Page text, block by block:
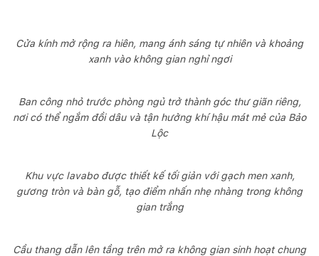
Cửa kính mở rộng ra hiên, mang ánh sáng tự nhiên và khoảng
xanh vào không gian nghỉ ngơi
Ban công nhỏ trước phòng ngủ trở thành góc thư giãn riêng,
nơi có thể ngắm đồi dâu và tận hưởng khí hậu mát mẻ của Bảo
Lộc
Khu vực lavabo được thiết kế tối giản với gạch men xanh,
gương tròn và bàn gỗ, tạo điểm nhấn nhẹ nhàng trong không
gian trắng
Cầu thang dẫn lên tầng trên mở ra không gian sinh hoạt chung